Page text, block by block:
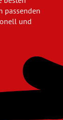
passenden
und